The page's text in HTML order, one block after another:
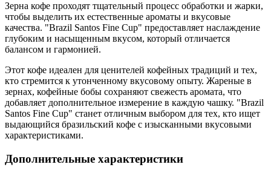
Зерна кофе проходят тщательный процесс обработки и жарки,
чтобы выделить их естественные ароматы и вкусовые
качества. "Brazil Santos Fine Cup" предоставляет наслаждение
глубоким и насыщенным вкусом, который отличается
балансом и гармонией.
Этот кофе идеален для ценителей кофейных традиций и тех,
кто стремится к утонченному вкусовому опыту. Жареные в
зернах, кофейные бобы сохраняют свежесть аромата, что
добавляет дополнительное измерение в каждую чашку. "Brazil
Santos Fine Cup" станет отличным выбором для тех, кто ищет
выдающийся бразильский кофе с изысканными вкусовыми
характеристиками.
Дополнительные характеристики